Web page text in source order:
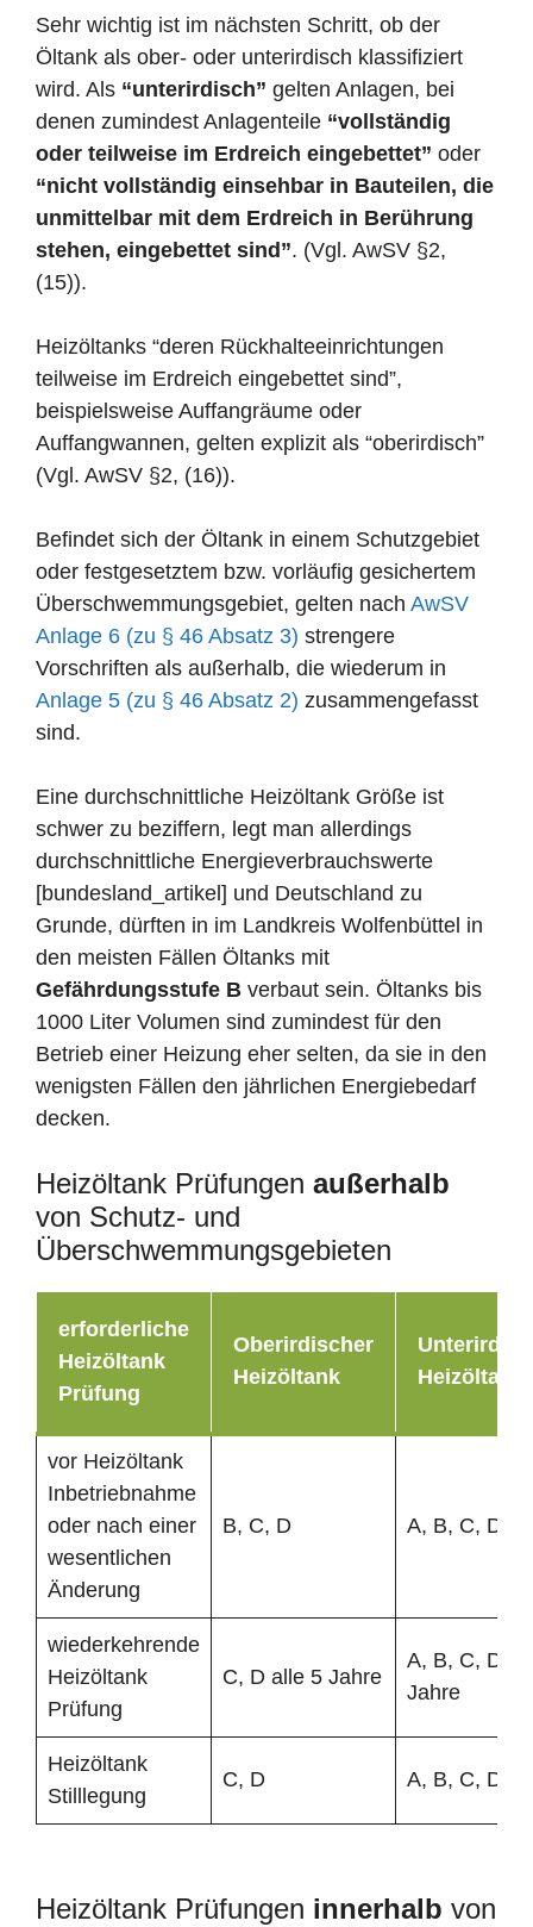
Sehr wichtig ist im nächsten Schritt, ob der
Öltank als ober- oder unterirdisch klassifiziert
wird. Als “unterirdisch” gelten Anlagen, bei
denen zumindest Anlagenteile “vollständig
oder teilweise im Erdreich eingebettet” oder
“nicht vollständig einsehbar in Bauteilen, die
unmittelbar mit dem Erdreich in Berührung
stehen, eingebettet sind”. (Vgl. AwSV §2,
(15)).
Heizöltanks “deren Rückhalteeinrichtungen
teilweise im Erdreich eingebettet sind”,
beispielsweise Auffangräume oder
Auffangwannen, gelten explizit als “oberirdisch”
(Vgl. AwSV §2, (16)).
Befindet sich der Öltank in einem Schutzgebiet
oder festgesetztem bzw. vorläufig gesichertem
Überschwemmungsgebiet, gelten nach AwSV
Anlage 6 (zu § 46 Absatz 3) strengere
Vorschriften als außerhalb, die wiederum in
Anlage 5 (zu § 46 Absatz 2) zusammengefasst
sind.
Eine durchschnittliche Heizöltank Größe ist
schwer zu beziffern, legt man allerdings
durchschnittliche Energieverbrauchswerte
[bundesland_artikel] und Deutschland zu
Grunde, dürften in im Landkreis Wolfenbüttel in
den meisten Fällen Öltanks mit
Gefährdungsstufe B verbaut sein. Öltanks bis
1000 Liter Volumen sind zumindest für den
Betrieb einer Heizung eher selten, da sie in den
wenigsten Fällen den jährlichen Energiebedarf
decken.
Heizöltank Prüfungen außerhalb
von Schutz- und
Überschwemmungsgebieten
erforderliche
Heizöltank
Prüfung
Oberirdischer
Heizöltank
Heizöltank
vor Heizöltank
Inbetriebnahme
oder nach einer
wesentlichen
Änderung
B, C, D A, B, C, D
wiederkehrende
Heizöltank
Prüfung
C, D alle 5 Jahre
A, B, C, D
Jahre
Heizöltank
Stilllegung
C, D A, B, C, D
Heizöltank Prüfungen innerhalb von